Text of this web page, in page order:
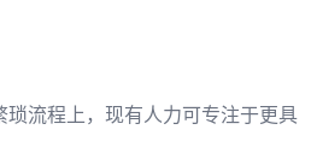
流程上，现有人力可专注于更具